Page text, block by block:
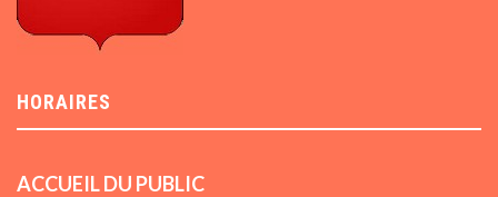
HORAIRES
ACCUEIL DU PUBLIC